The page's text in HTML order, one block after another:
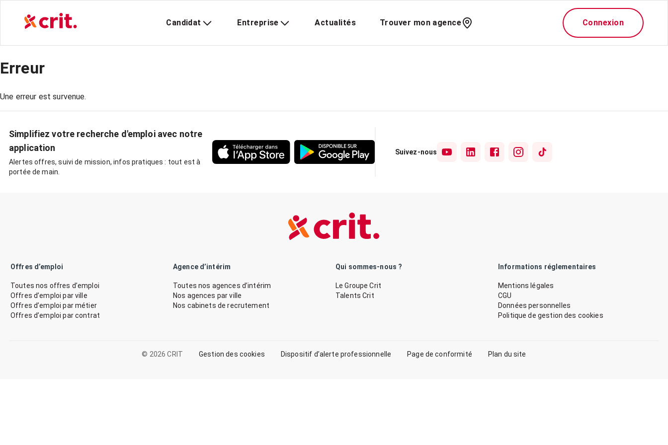
Candidat Entreprise Actualités Trouver mon agence Connexion
Erreur
Une erreur est survenue.
Simplifiez votre recherche d'emploi avec notre
application
Alertes offres, suivi de mission, infos pratiques : tout est à
portée de main.
Suivez-nous
Offres d’emploi
Toutes nos offres d’emploi
Offres d’emploi par ville
Offres d’emploi par métier
Offres d’emploi par contrat
Agence d’intérim
Toutes nos agences d’intérim
Nos agences par ville
Nos cabinets de recrutement
Qui sommes-nous ?
Le Groupe Crit
Talents Crit
Informations réglementaires
Mentions légales
CGU
Données personnelles
Politique de gestion des cookies
© 2026 CRIT Gestion des cookies Dispositif d’alerte professionnelle Page de conformité Plan du site